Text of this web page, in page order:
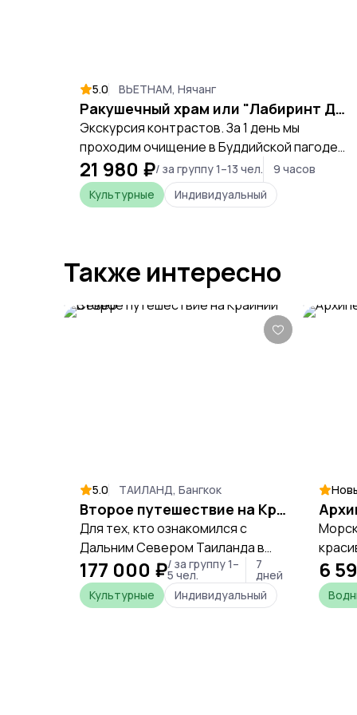
5.0 ВЬЕТНАМ, Нячанг
Ракушечный храм или "Лабиринт Дракона"
Экскурсия контрастов. За 1 день мы
проходим очищение в Буддийской пагоде
проходя "Лабиринт Дракона". Катаемся на
джипе по Вьетнамским барханам (да да, во
Вьетнаме такие же барханы как в пустыне).
21 980 ₽/ за группу 1–13 чел.
9 часов
Культурные
Индивидуальный
Также интересно
5.0 ТАИЛАНД, Бангкок
Второе путешествие на Крайний Север
Для тех, кто ознакомился с
Дальним Севером Таиланда в
рамках Первого тура, либо для
тех, кому просто нравится
путешествовать по Таиланду в
177 000 ₽/ за группу 1–
5 чел.
7
дней
Культурные
Индивидуальный
вода,
6